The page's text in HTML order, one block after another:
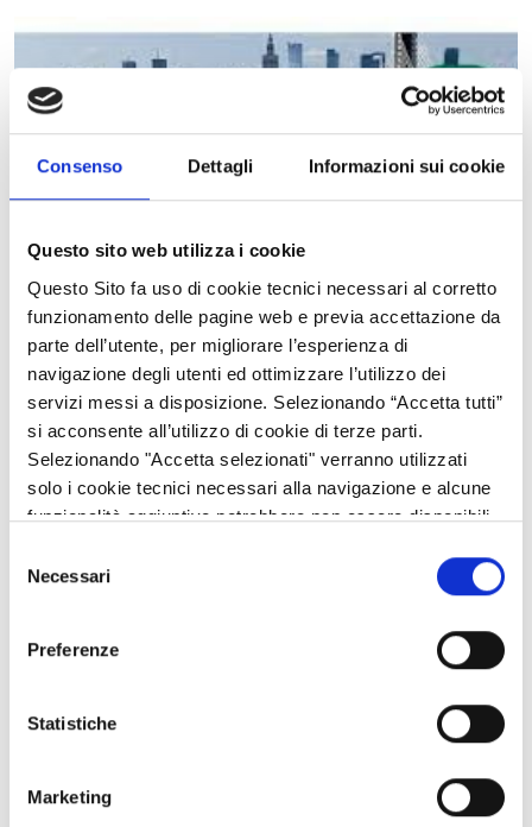
Consenso Dettagli Informazioni sui cookie
Questo sito web utilizza i cookie
Questo Sito fa uso di cookie tecnici necessari al corretto
funzionamento delle pagine web e previa accettazione da
parte dell’utente, per migliorare l’esperienza di
navigazione degli utenti ed ottimizzare l’utilizzo dei
servizi messi a disposizione. Selezionando “Accetta tutti”
si acconsente all’utilizzo di cookie di terze parti.
Selezionando "Accetta selezionati" verranno utilizzati
solo i cookie tecnici necessari alla navigazione e alcune
funzionalità aggiuntive potrebbero non essere disponibili.
delNecessari
Preferenze
Statistiche
Marketing
Al via le candidature al Premio "Access City Award 2021
premio europeo a favore dell’impegno delle città nel migliorare
l’accessibilità per i cittadini, per garantire pari opportunità di
mobilità e di accesso ai servizi e alle risorse offerti dai contesti
urbani, senza distinzioni di età e abilità.
accesso ai servizi e alle risorse, senza distinzioni di età e abilità.
Le persone anziane e con disabilità incorrono infatti nel rischio
di essere escluse da molti aspetti della vita cittadina e di
soffrire di marginalizzazione ed isolamento.
L’edizione 2021 ha come focus il tema dell'“Accessibilità dei
servizi pubblici in tempi di pandemia”.
Possono partecipare le città europee con oltre 50.000 abitanti
oppure, nei Paesi UE con meno di 2 città di queste dimensioni,